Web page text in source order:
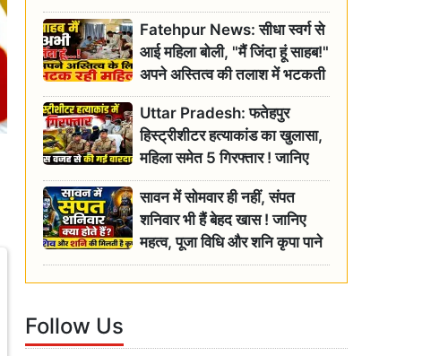
शिवलिंग, जानिए क्या है इसका
इतिहास
Fatehpur News: सीधा स्वर्ग से
आई महिला बोली, "मैं जिंदा हूं साहब!"
अपने अस्तित्व की तलाश में भटकती
रही बुजुर्ग, एसडीएम ने दिए जांच के
आदेश
Uttar Pradesh: फतेहपुर
हिस्ट्रीशीटर हत्याकांड का खुलासा,
महिला समेत 5 गिरफ्तार ! जानिए
क्या था कनेक्शन?
सावन में सोमवार ही नहीं, संपत
शनिवार भी हैं बेहद खास ! जानिए
महत्व, पूजा विधि और शनि कृपा पाने
के आसान उपाय
Follow Us